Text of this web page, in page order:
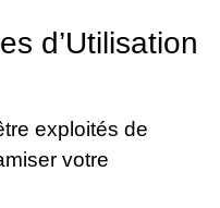
d’Utilisation
exploités de
votre